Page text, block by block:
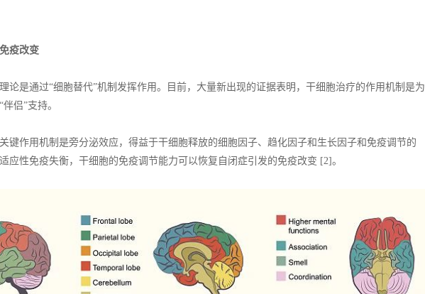
疫改变
论是通过“细胞替代”机制发挥作用。目前，大量新出现的证据表明，干细胞治疗的作用机制是为
侣”支持。
键作用机制是旁分泌效应，得益于干细胞释放的细胞因子、趋化因子和生长因子和免疫调节的
应性免疫失衡，干细胞的免疫调节能力可以恢复自闭症引发的免疫改变 [2]。